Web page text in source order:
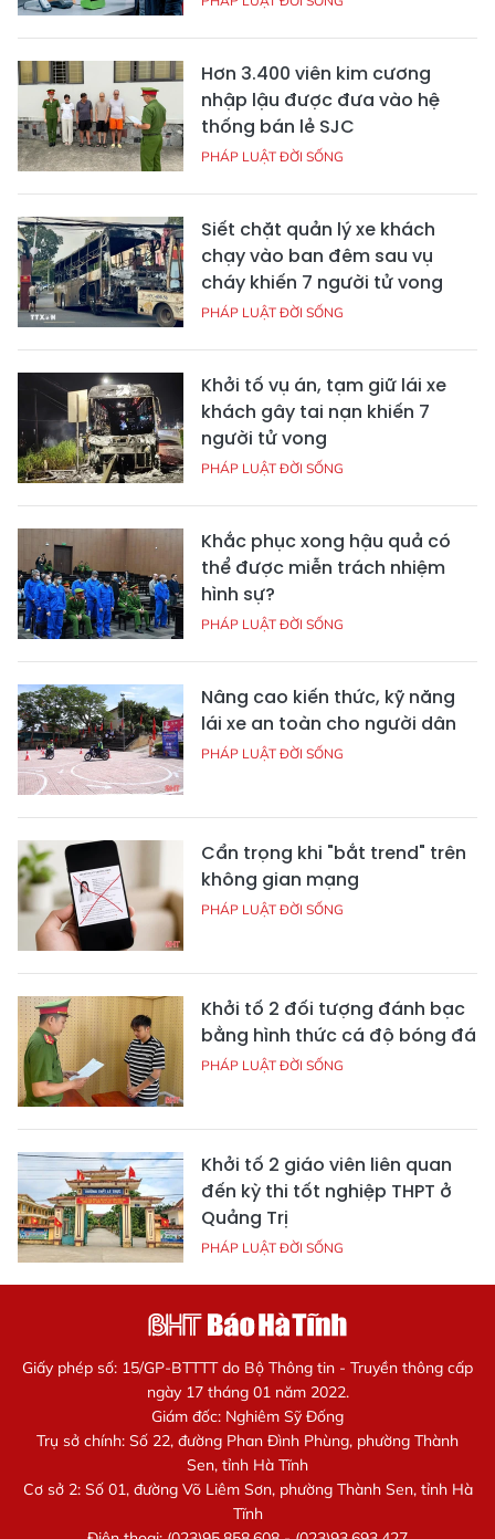
Hơn 3.400 viên kim cương
nhập lậu được đưa vào hệ
thống bán lẻ SJC
PHÁP LUẬT ĐỜI SỐNG
Siết chặt quản lý xe khách
chạy vào ban đêm sau vụ
cháy khiến 7 người tử vong
PHÁP LUẬT ĐỜI SỐNG
Khởi tố vụ án, tạm giữ lái xe
khách gây tai nạn khiến 7
người tử vong
PHÁP LUẬT ĐỜI SỐNG
Khắc phục xong hậu quả có
thể được miễn trách nhiệm
hình sự?
PHÁP LUẬT ĐỜI SỐNG
Nâng cao kiến thức, kỹ năng
lái xe an toàn cho người dân
PHÁP LUẬT ĐỜI SỐNG
Cẩn trọng khi "bắt trend" trên
không gian mạng
PHÁP LUẬT ĐỜI SỐNG
Khởi tố 2 đối tượng đánh bạc
bằng hình thức cá độ bóng đá
PHÁP LUẬT ĐỜI SỐNG
Khởi tố 2 giáo viên liên quan
đến kỳ thi tốt nghiệp THPT ở
Quảng Trị
PHÁP LUẬT ĐỜI SỐNG
Giấy phép số: 15/GP-BTTTT do Bộ Thông tin - Truyền thông cấp
ngày 17 tháng 01 năm 2022.
Giám đốc: Nghiêm Sỹ Đống
Trụ sở chính: Số 22, đường Phan Đình Phùng, phường Thành
Sen, tỉnh Hà Tĩnh
Cơ sở 2: Số 01, đường Võ Liêm Sơn, phường Thành Sen, tỉnh Hà
Tĩnh